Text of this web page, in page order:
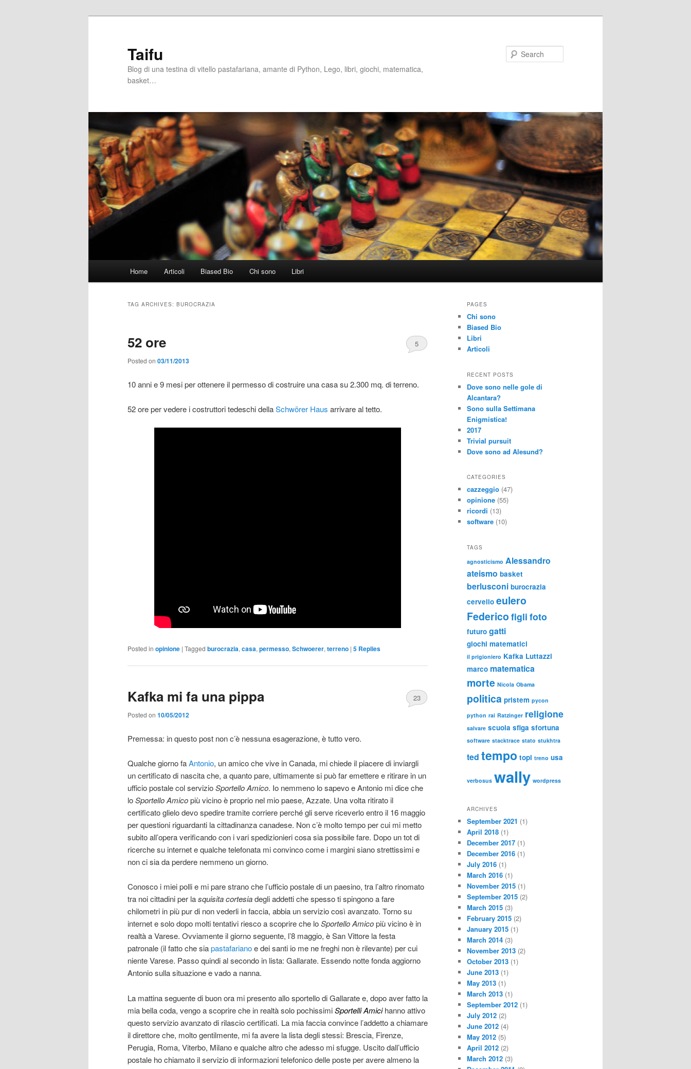
Taifu
Blog di una testina di vitello pastafariana, amante di Python, Lego, libri, giochi, matematica,
basket…
Home Articoli Biased Bio Chi sono Libri
TAG ARCHIVES: BUROCRAZIA
52 ore
Posted on 03/11/2013
5
10 anni e 9 mesi per ottenere il permesso di costruire una casa su 2.300 mq. di terreno.
52 ore per vedere i costruttori tedeschi dellaSchwörer Haus arrivare al tetto.
Posted in opinione | Tagged burocrazia, casa, permesso, Schwoerer, terreno | 5 Replies
Kafka mi fa una pippa
Posted on 10/05/2012
23
Premessa: in questo post non c’è nessuna esagerazione, è tutto vero.
Qualche giorno faAntonio, un amico che vive in Canada, mi chiede il piacere di inviargli
un certificato di nascita che, a quanto pare, ultimamente si può far emettere e ritirare in un
ufficio postale col servizioSportello Amico. Io nemmeno lo sapevo e Antonio mi dice che
loSportello Amicopiù vicino è proprio nel mio paese, Azzate. Una volta ritirato il
certificato glielo devo spedire tramite corriere perché gli serve riceverlo entro il 16 maggio
per questioni riguardanti la cittadinanza canadese. Non c’è molto tempo per cui mi metto
subito all’opera verificando con i vari spedizionieri cosa sia possibile fare. Dopo un tot di
ricerche su internet e qualche telefonata mi convinco come i margini siano strettissimi e
non ci sia da perdere nemmeno un giorno.
Conosco i miei polli e mi pare strano che l’ufficio postale di un paesino, tra l’altro rinomato
tra noi cittadini per lasquisita cortesiadegli addetti che spesso ti spingono a fare
chilometri in più pur di non vederli in faccia, abbia un servizio così avanzato. Torno su
internet e solo dopo molti tentativi riesco a scoprire che loSportello Amicopiù vicino è in
realtà a Varese. Ovviamente il giorno seguente, l’8 maggio, è San Vittore la festa
patronale (il fatto che siapastafarianoe dei santi io me ne freghi non è rilevante) per cui
niente Varese. Passo quindi al secondo in lista: Gallarate. Essendo notte fonda aggiorno
Antonio sulla situazione e vado a nanna.
La mattina seguente di buon ora mi presento allo sportello di Gallarate e, dopo aver fatto la
mia bella coda, vengo a scoprire che in realtà solo pochissimiSportelli Amicihanno attivo
questo servizio avanzato di rilascio certificati. La mia faccia convince l’addetto a chiamare
il direttore che, molto gentilmente, mi fa avere la lista degli stessi: Brescia, Firenze,
Perugia, Roma, Viterbo, Milano e qualche altro che adesso mi sfugge. Uscito dall’ufficio
postale ho chiamato il servizio di informazioni telefonico delle poste per avere almeno la
PAGES
Chi sono
Biased Bio
Libri
Articoli
RECENT POSTS
Dove sono nelle gole di
Alcantara?
Sono sulla Settimana
Enigmistica!
2017
Trivial pursuit
Dove sono ad Alesund?
CATEGORIES
cazzeggio (47)
opinione (55)
ricordi (13)
software (10)
TAGS
agnosticismo Alessandro
ateismo basket
berlusconi burocrazia
cervello eulero
Federico figli foto
futuro gatti
giochi matematici
il prigioniero Kafka Luttazzi
marco matematica
morte Nicola Obama
politica pristem pycon
python rai Ratzinger religione
salvare scuola sfiga sfortuna
software stacktrace stato stukhtra
ted tempo topi treno usa
verbosus wally wordpress
ARCHIVES
September 2021 (1)
April 2018 (1)
December 2017 (1)
December 2016 (1)
July 2016 (1)
March 2016 (1)
November 2015 (1)
September 2015 (2)
March 2015 (3)
February 2015 (2)
January 2015 (1)
March 2014 (3)
November 2013 (2)
October 2013 (1)
June 2013 (1)
May 2013 (1)
March 2013 (1)
September 2012 (1)
July 2012 (2)
June 2012 (4)
May 2012 (5)
April 2012 (2)
March 2012 (3)